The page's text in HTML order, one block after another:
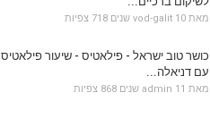
מאת vod-galit 10 שנים 718 צפיות
כושר טוב ישראל - פילאטיס - שיעור פילאטיס
עם דניאלה...
מאת admin 11 שנים 868 צפיות